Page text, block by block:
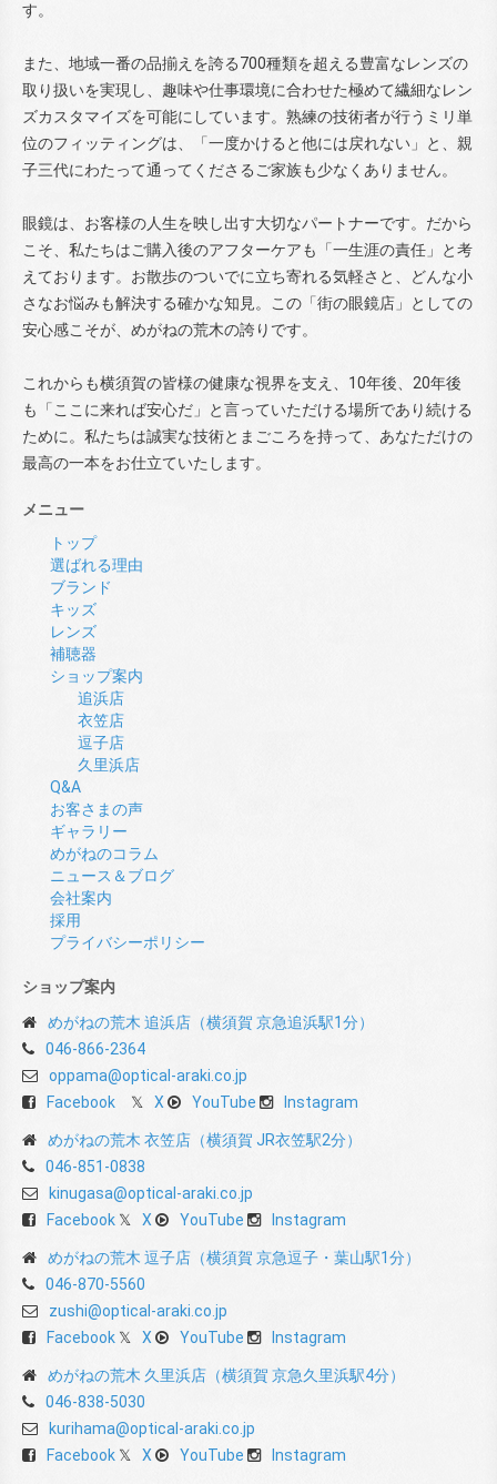
す。
また、地域一番の品揃えを誇る700種類を超える豊富なレンズの
取り扱いを実現し、趣味や仕事環境に合わせた極めて繊細なレン
ズカスタマイズを可能にしています。熟練の技術者が行うミリ単
位のフィッティングは、「一度かけると他には戻れない」と、親
子三代にわたって通ってくださるご家族も少なくありません。
眼鏡は、お客様の人生を映し出す大切なパートナーです。だから
こそ、私たちはご購入後のアフターケアも「一生涯の責任」と考
えております。お散歩のついでに立ち寄れる気軽さと、どんな小
さなお悩みも解決する確かな知見。この「街の眼鏡店」としての
安心感こそが、めがねの荒木の誇りです。
これからも横須賀の皆様の健康な視界を支え、10年後、20年後
も「ここに来れば安心だ」と言っていただける場所であり続ける
ために。私たちは誠実な技術とまごころを持って、あなただけの
最高の一本をお仕立ていたします。
メニュー
トップ
選ばれる理由
ブランド
キッズ
レンズ
補聴器
ショップ案内
追浜店
衣笠店
逗子店
久里浜店
Q&A
お客さまの声
ギャラリー
めがねのコラム
ニュース＆ブログ
会社案内
採用
プライバシーポリシー
ショップ案内
めがねの荒木 追浜店（横須賀 京急追浜駅1分）
046-866-2364
oppama@optical-araki.co.jp
Facebook
X YouTube Instagram
めがねの荒木 衣笠店（横須賀 JR衣笠駅2分）
046-851-0838
kinugasa@optical-araki.co.jp
Facebook
X YouTube Instagram
めがねの荒木 逗子店（横須賀 京急逗子・葉山駅1分）
046-870-5560
zushi@optical-araki.co.jp
Facebook
X YouTube Instagram
めがねの荒木 久里浜店（横須賀 京急久里浜駅4分）
046-838-5030
kurihama@optical-araki.co.jp
Facebook
X YouTube Instagram